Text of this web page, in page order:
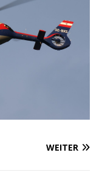
WEITER